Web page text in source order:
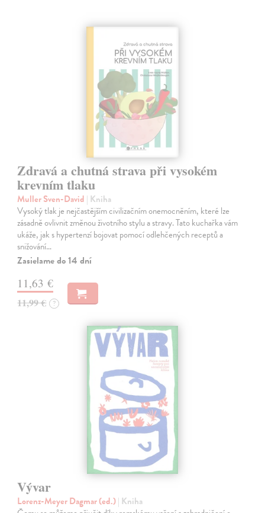
Zdravá a chutná strava při vysokém
krevním tlaku
Muller Sven-David | Kniha
Vysoký tlak je nejčastějším civilizačním onemocněním, které lze
zásadně ovlivnit změnou životního stylu a stravy. Tato kuchařka vám
ukáže, jak s hypertenzí bojovat pomocí odlehčených receptů a
snižování…
Zasielame do 14 dní
11,63 €
11,99 € ?
Vývar
Lorenz-Meyer Dagmar (ed.)| Kniha